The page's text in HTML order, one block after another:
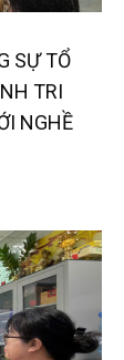
SỰ TỔ
TRI
NGHỀ